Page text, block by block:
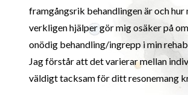
framgångsrik behandlingen är och
verkligen hjälper gör mig osäker på
onödig behandling/ingrepp i min
Jag förstår att det varierar mellan
väldigt tacksam för ditt resonemang